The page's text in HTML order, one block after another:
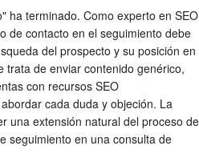
ha terminado. Como experto en SEO
de contacto en el seguimiento debe
del prospecto y su posición en
trata de enviar contenido genérico,
con recursos SEO
cada duda y objeción. La
una extensión natural del proceso de
seguimiento en una consulta de